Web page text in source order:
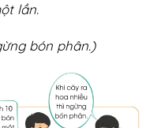
lần.
bón phân.)